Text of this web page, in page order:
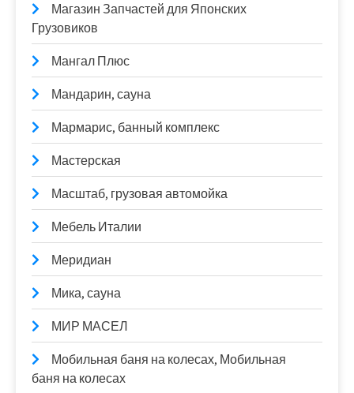
Магазин Запчастей для Японских
Грузовиков
Мангал Плюс
Мандарин, сауна
Мармарис, банный комплекс
Мастерская
Масштаб, грузовая автомойка
Мебель Италии
Меридиан
Мика, сауна
МИР МАСЕЛ
Мобильная баня на колесах, Мобильная
баня на колесах